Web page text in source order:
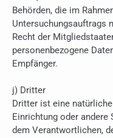
Behörden, die im
Untersuchungsauftrags
Recht der
personenbezogene
Empfänger.
j) Dritter
Dritter ist eine
Einrichtung oder
dem Verantwortlichen,